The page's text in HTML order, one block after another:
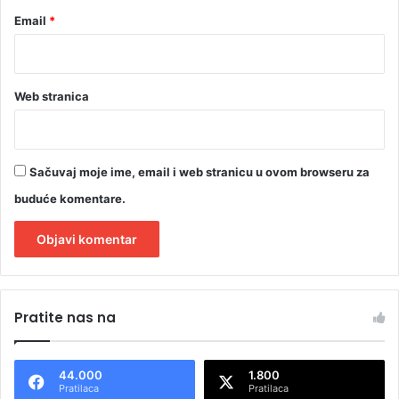
Email *
Web stranica
Sačuvaj moje ime, email i web stranicu u ovom browseru za
buduće komentare.
tPratite nas na
44.000
Pratilaca
1.800
Pratilaca